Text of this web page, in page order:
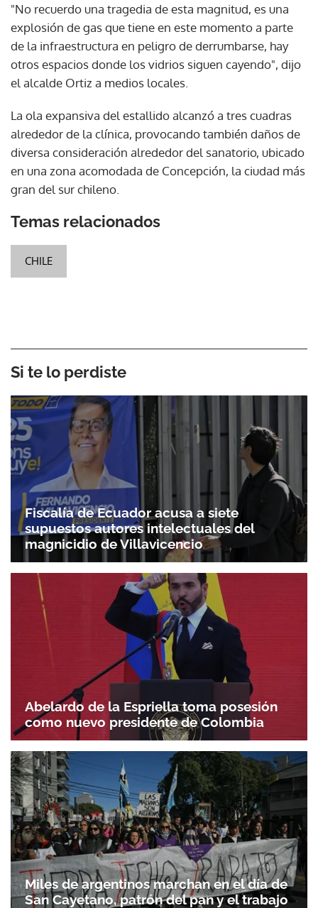
"No recuerdo una tragedia de esta magnitud, es una
explosión de gas que tiene en este momento a parte
de la infraestructura en peligro de derrumbarse, hay
otros espacios donde los vidrios siguen cayendo", dijo
el alcalde Ortiz a medios locales.
La ola expansiva del estallido alcanzó a tres cuadras
alrededor de la clínica, provocando también daños de
diversa consideración alrededor del sanatorio, ubicado
en una zona acomodada de Concepción, la ciudad más
gran del sur chileno.
Temas relacionados
CHILE
Si te lo perdiste
Fiscalía de Ecuador acusa a siete
supuestos autores intelectuales del
magnicidio de Villavicencio
Abelardo de la Espriella toma posesión
como nuevo presidente de Colombia
Miles de argentinos marchan en el día de
San Cayetano, patrón del pan y el trabajo